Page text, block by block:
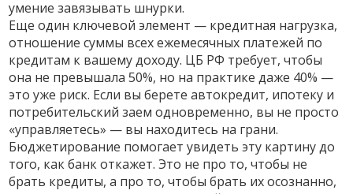
умение завязывать шнурки.
Еще один ключевой элемент — кредитная нагрузка,
отношение суммы всех ежемесячных платежей по
кредитам к вашему доходу. ЦБ РФ требует, чтобы
она не превышала 50%, но на практике даже 40% —
это уже риск. Если вы берете автокредит, ипотеку и
потребительский заем одновременно, вы не просто
«управляетесь» — вы находитесь на грани.
Бюджетирование помогает увидеть эту картину до
того, как банк откажет. Это не про то, чтобы не
брать кредиты, а про то, чтобы брать их осознанно,